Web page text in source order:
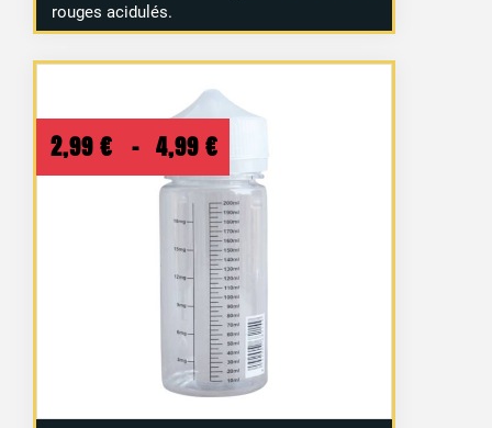
rouges acidulés.
2,99 € – 4,99 €
de
prix :
2,99 €
à
4,99 €